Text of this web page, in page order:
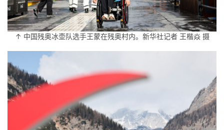
↑ 中国残奥冰壶队选手王蒙在残奥村内。新华社记者 王楷焱 摄